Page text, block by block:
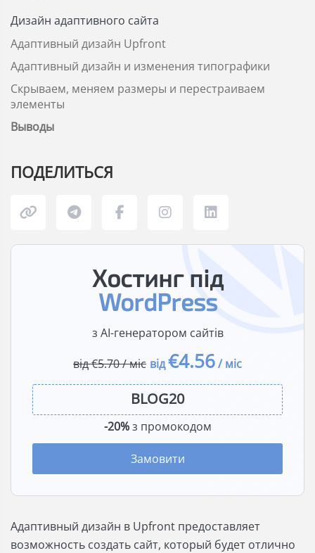
Дизайн адаптивного сайта
Адаптивный дизайн Upfront
Адаптивный дизайн и изменения типографики
Скрываем, меняем размеры и перестраиваем
элементы
Выводы
ПОДЕЛИТЬСЯ
Хостинг під
WordPress
з AI-генератором сайтів
від €5.70 / міс від€4.56/ міс
-20%з промокодом
Замовити
Адаптивный дизайн в Upfront предоставляет
возможность создать сайт, который будет отлично